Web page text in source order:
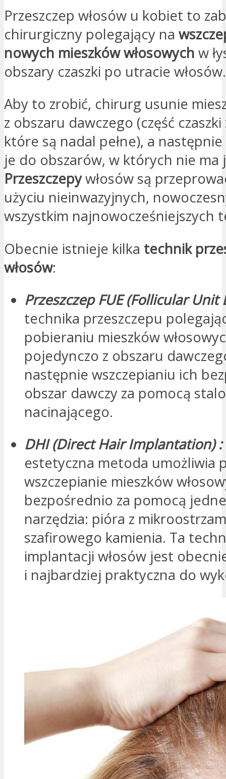
Przeszczep włosów u kobiet to
chirurgiczny polegający na
nowych mieszków włosowych w
obszary czaszki po utracie włosów.
Aby to zrobić, chirurg usunie
z obszaru dawczego (część czaszki
które są nadal pełne), a
je do obszarów, w których nie ma
Przeszczepywłosów są
użyciu nieinwazyjnych,
wszystkim najnowocześniejszych
Obecnie istnieje kilka technik
włosów:
Przeszczep FUE (Follicular Unit
technika przeszczepu
pobieraniu mieszków
pojedynczo z obszaru
następnie wszczepianiu ich
obszar dawczy za pomocą
nacinającego.
DHI (DirectHair Implantation) :
estetyczna metoda umożliwia
wszczepianie mieszków
bezpośrednio za pomocą
narzędzia: pióra z
szafirowego kamienia. Ta
implantacji włosów jest
i najbardziej praktyczna do